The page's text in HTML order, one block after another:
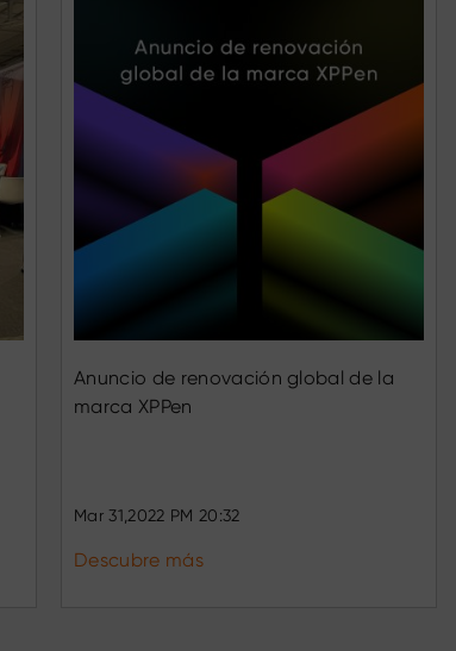
Anuncio de renovación global de la
marca XPPen
Mar 31,2022 PM 20:32
Descubre más